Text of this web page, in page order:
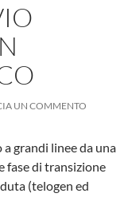
UN COMMENTO
grandi linee da una
fase di transizione
(telogen ed